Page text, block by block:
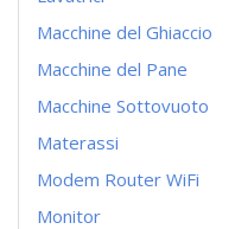
Macchine del Ghiaccio
Macchine del Pane
Macchine Sottovuoto
Materassi
Modem Router WiFi
Monitor